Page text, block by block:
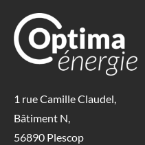
1 rue Camille Claudel,
Bâtiment N,
56890 Plescop